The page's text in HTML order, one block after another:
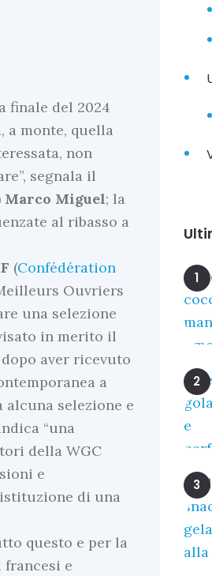
finale del 2024
a monte, quella
non
segnala il
Marco Miguel; la
al ribasso a
(Confédération
Ouvriers
una selezione
in merito il
aver ricevuto
a
alcuna selezione e
“una
della WGC
e
di una
questo e per la
e